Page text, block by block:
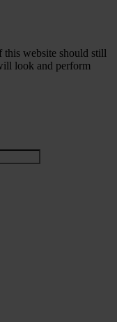
this website should still
look and perform